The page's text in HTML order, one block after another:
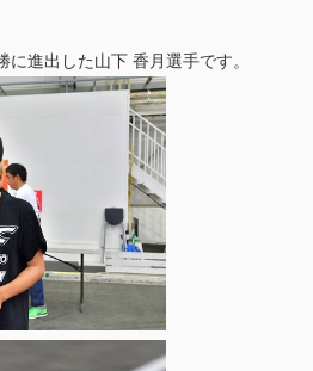
進出した山下 香月選手です。